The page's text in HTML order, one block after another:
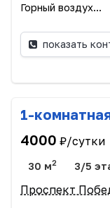
Горный воздух...
показать
1-
4000 ₽/сутки
30 м2 3/5
Проспект